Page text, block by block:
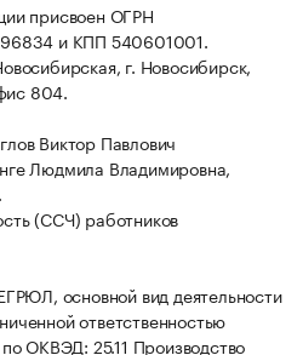
присвоен ОГРН
и КПП 540601001.
г. Новосибирск,
804.
Виктор Павлович
Людмила Владимировна,
(ССЧ) работников
основной вид деятельности
ответственностью
ОКВЭД: 25.11 Производство